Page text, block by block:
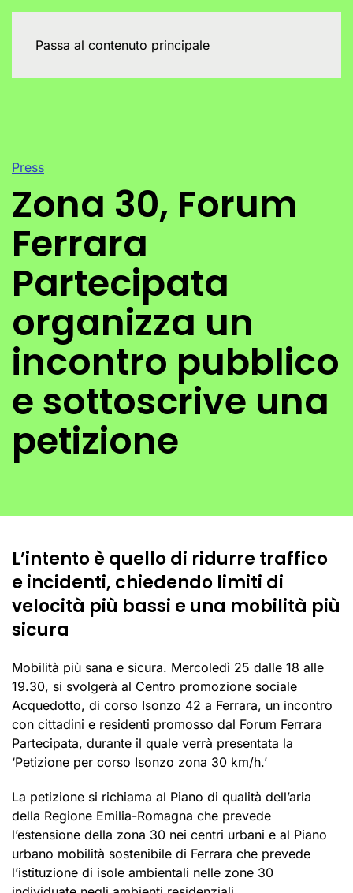
Passa al contenuto principale
Press
Zona 30, Forum
Ferrara
Partecipata
organizza un
incontro pubblico
e sottoscrive una
petizione
L’intento è quello di ridurre traffico
e incidenti, chiedendo limiti di
velocità più bassi e una mobilità più
sicura
Mobilità più sana e sicura. Mercoledì 25 dalle 18 alle
19.30, si svolgerà al Centro promozione sociale
Acquedotto, di corso Isonzo 42 a Ferrara, un incontro
con cittadini e residenti promosso dal Forum Ferrara
Partecipata, durante il quale verrà presentata la
‘Petizione per corso Isonzo zona 30 km/h.’
La petizione si richiama al Piano di qualità dell’aria
della Regione Emilia-Romagna che prevede
l’estensione della zona 30 nei centri urbani e al Piano
urbano mobilità sostenibile di Ferrara che prevede
l’istituzione di isole ambientali nelle zone 30